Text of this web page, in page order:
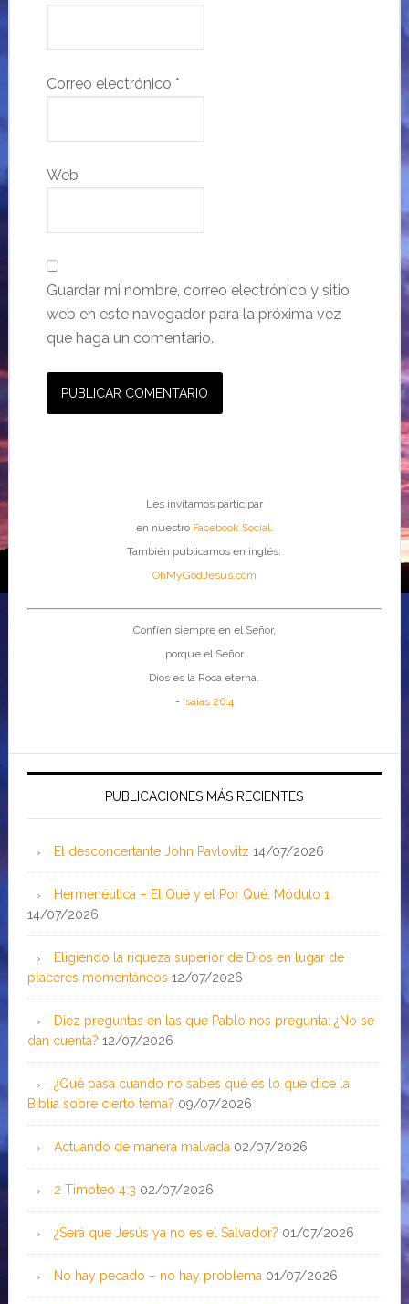
Correo electrónico *
Web
Guardar mi nombre, correo electrónico y sitio
web en este navegador para la próxima vez
que haga un comentario.
Les invitamos participar
en nuestro Facebook Social.
También publicamos en inglés:
OhMyGodJesus.com
Confíen siempre en el Señor,
porque el Señor
Dios es la Roca eterna.
- Isaías 26:4
PUBLICACIONES MÁS RECIENTES
El desconcertante John Pavlovitz 14/07/2026
Hermenéutica – El Qué y el Por Qué: Módulo 1
14/07/2026
Eligiendo la riqueza superior de Dios en lugar de
placeres momentáneos 12/07/2026
Diez preguntas en las que Pablo nos pregunta: ¿No se
dan cuenta? 12/07/2026
¿Qué pasa cuando no sabes qué es lo que dice la
Biblia sobre cierto tema? 09/07/2026
Actuando de manera malvada 02/07/2026
2 Timoteo 4:3 02/07/2026
¿Será que Jesús ya no es el Salvador? 01/07/2026
No hay pecado – no hay problema 01/07/2026